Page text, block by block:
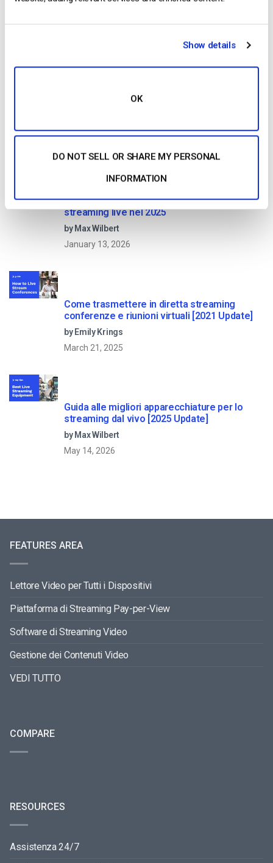
Show details
OK
DO NOT SELL OR SHARE MY PERSONAL
INFORMATION
No credit card required
Confronto tra le 25 migliori piattaforme di
streaming live nel 2025
by Max Wilbert
January 13, 2026
Come trasmettere in diretta streaming
conferenze e riunioni virtuali [2021 Update]
by Emily Krings
March 21, 2025
Guida alle migliori apparecchiature per lo
streaming dal vivo [2025 Update]
by Max Wilbert
May 14, 2026
FEATURES AREA
Lettore Video per Tutti i Dispositivi
Piattaforma di Streaming Pay-per-View
Software di Streaming Video
Gestione dei Contenuti Video
VEDI TUTTO
COMPARE
RESOURCES
Assistenza 24/7